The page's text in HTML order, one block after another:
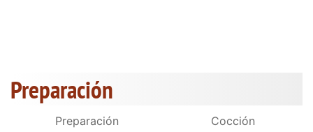
Preparación
Preparación
Cocción